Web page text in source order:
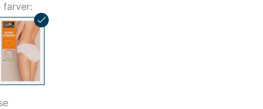
farver: